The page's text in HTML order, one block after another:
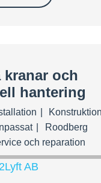
kranar och
hantering
Konstruktion
Roodberg
och reparation
AB